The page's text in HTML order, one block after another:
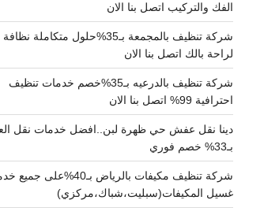
الفك والتركيب اتصل بنا الان
شركة تنظيف بالمجمعة بـ35%حلول متكاملة
لراحة بالك اتصل بنا الان
شركة تنظيف بالدرعيه بـ35%خصم خدمات تنظيف
احترافية 99% اتصل بنا الان
دينا نقل عفش حي ظهرة لبن..افضل خدمات نقل
بـ33% خصم فوري
شركة تنظيف مكيفات بالرياض بـ40%على
غسيل المكيفات(سبليت،شباك،مركزي)